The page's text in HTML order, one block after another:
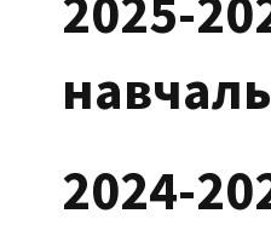
2024-